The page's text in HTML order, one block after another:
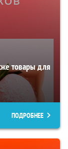
товары для
ПОДРОБНЕЕ